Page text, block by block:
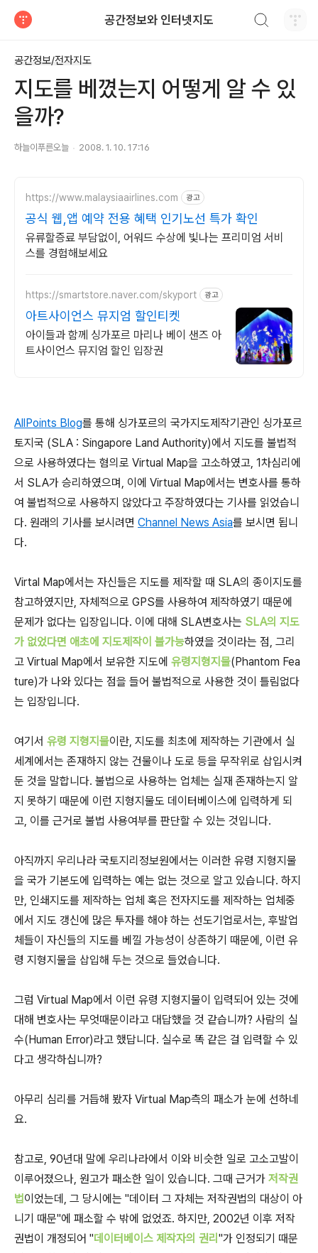
공간정보와 인터넷지도
공간정보/전자지도
지도를 베꼈는지 어떻게 알 수 있
을까?
하늘이푸른오늘 2008. 1. 10. 17:16
https://www.malaysiaairlines.com 광고
공식 웹,앱 예약 전용 혜택 인기노선 특가 확인
유류할증료 부담없이, 어워드 수상에 빛나는 프리미엄 서비
스를 경험해보세요
https://smartstore.naver.com/skyport 광고
아트사이언스 뮤지엄 할인티켓
아이들과 함께 싱가포르 마리나 베이 샌즈 아
트사이언스 뮤지엄 할인 입장권
AllPoints Blog를 통해 싱가포르의 국가지도제작기관인 싱가포르
토지국 (SLA : Singapore Land Authority)에서 지도를 불법적
으로 사용하였다는 혐의로 Virtual Map을 고소하였고, 1차심리에
서 SLA가 승리하였으며, 이에 Virtual Map에서는 변호사를 통하
여 불법적으로 사용하지 않았다고 주장하였다는 기사를 읽었습니
다. 원래의 기사를 보시려면 Channel News Asia를 보시면 됩니
다.
Virtal Map에서는 자신들은 지도를 제작할 때 SLA의 종이지도를
참고하였지만, 자체적으로 GPS를 사용하여 제작하였기 때문에
문제가 없다는 입장입니다. 이에 대해 SLA변호사는 SLA의 지도
가 없었다면 애초에 지도제작이 불가능하였을 것이라는 점, 그리
고 Virtual Map에서 보유한 지도에 유령지형지물(Phantom Fea
ture)가 나와 있다는 점을 들어 불법적으로 사용한 것이 틀림없다
는 입장입니다.
여기서 유령 지형지물이란, 지도를 최초에 제작하는 기관에서 실
세계에서는 존재하지 않는 건물이나 도로 등을 무작위로 삽입시켜
둔 것을 말합니다. 불법으로 사용하는 업체는 실재 존재하는지 알
지 못하기 때문에 이런 지형지물도 데이터베이스에 입력하게 되
고, 이를 근거로 불법 사용여부를 판단할 수 있는 것입니다.
아직까지 우리나라 국토지리정보원에서는 이러한 유령 지형지물
을 국가 기본도에 입력하는 예는 없는 것으로 알고 있습니다. 하지
만, 인쇄지도를 제작하는 업체 혹은 전자지도를 제작하는 업체중
에서 지도 갱신에 많은 투자를 해야 하는 선도기업로서는, 후발업
체들이 자신들의 지도를 베낄 가능성이 상존하기 때문에, 이런 유
령 지형지물을 삽입해 두는 것으로 들었습니다.
그럼 Virtual Map에서 이런 유령 지형지물이 입력되어 있는 것에
대해 변호사는 무엇때문이라고 대답했을 것 같습니까? 사람의 실
수(Human Error)라고 했답니다. 실수로 똑 같은 걸 입력할 수 있
다고 생각하십니까?
아무리 심리를 거듭해 봤자 Virtual Map측의 패소가 눈에 선하네
요.
참고로, 90년대 말에 우리나라에서 이와 비슷한 일로 고소고발이
이루어졌으나, 원고가 패소한 일이 있습니다. 그때 근거가 저작권
법 이었는데, 그 당시에는 "데이터 그 자체는 저작권법의 대상이 아
니기 때문"에 패소할 수 밖에 없었죠. 하지만, 2002년 이후 저작
권법이 개정되어 "데이터베이스 제작자의 권리 "가 인정되기 때문